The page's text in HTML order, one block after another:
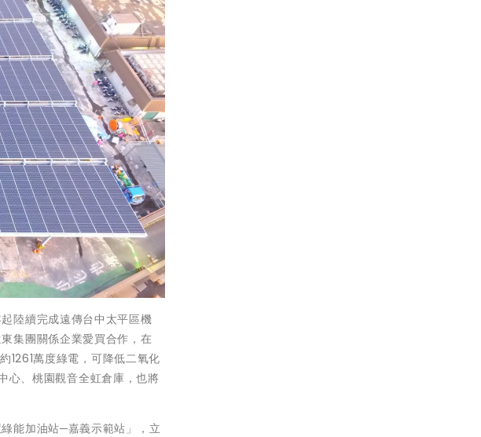
陸續完成遠傳台中太平區機
集團關係企業愛買合作，在
1261萬度綠電，可降低二氧化
心、桃園觀音全虹倉庫，也將
能加油站─嘉義示範站」，立